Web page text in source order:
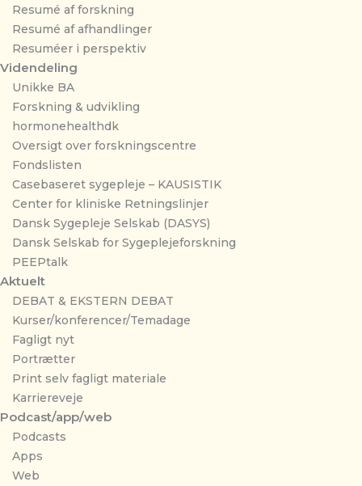
Resumé af forskning
Resumé af afhandlinger
Resuméer i perspektiv
Videndeling
Unikke BA
Forskning & udvikling
hormonehealthdk
Oversigt over forskningscentre
Fondslisten
Casebaseret sygepleje – KAUSISTIK
Center for kliniske Retningslinjer
Dansk Sygepleje Selskab (DASYS)
Dansk Selskab for Sygeplejeforskning
PEEPtalk
Aktuelt
DEBAT & EKSTERN DEBAT
Kurser/konferencer/Temadage
Fagligt nyt
Portrætter
Print selv fagligt materiale
Karriereveje
Podcast/app/web
Podcasts
Apps
Web